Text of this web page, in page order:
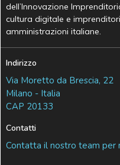
dell’Innovazione
cultura digitale e
amministrazioni italiane.
Indirizzo
Via Moretto da Brescia, 22
Milano - Italia
CAP 20133
Contatti
Contatta il nostro team per